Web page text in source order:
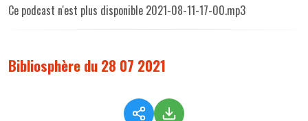
Ce podcast n'est plus disponible 2021-08-11-17-00.mp3
Bibliosphère du 28 07 2021